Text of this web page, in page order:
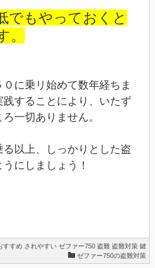
でもやっておくと
。
に乗リ始めて数年経ちま
することにより、いたず
一切ありません。
以上、しっかりとした盗
にしましょう！
すすめ されやすい ゼファー750 盗難 盗難対策 鍵
ゼファー750の盗難対策